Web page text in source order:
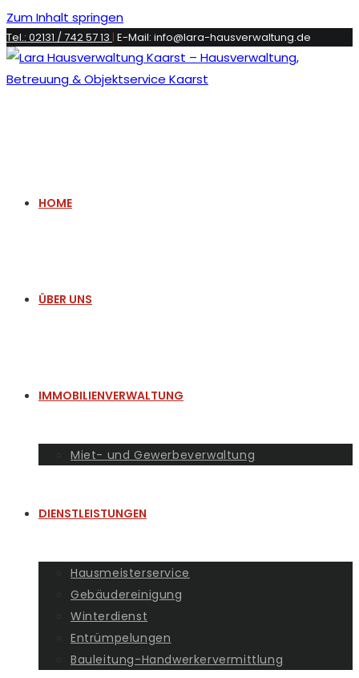
Zum Inhalt springen
Tel.: 02131 / 742 57 13 | E-Mail: info@lara-hausverwaltung.de
HOME
ÜBER UNS
IMMOBILIENVERWALTUNG
Miet- und Gewerbeverwaltung
DIENSTLEISTUNGEN
Hausmeisterservice
Gebäudereinigung
Winterdienst
Entrümpelungen
Bauleitung-Handwerkervermittlung